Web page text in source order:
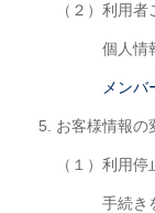
（２） 利用者
個人情
メン
お客様情報の
（１） 利用停
手続き